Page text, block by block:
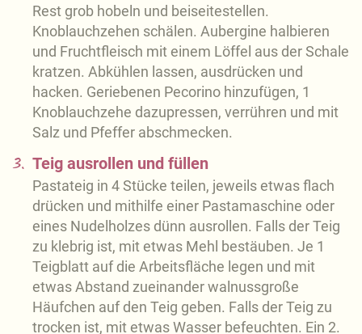
Rest grob hobeln und beiseitestellen.
Knoblauchzehen schälen. Aubergine halbieren
und Fruchtfleisch mit einem Löffel aus der Schale
kratzen. Abkühlen lassen, ausdrücken und
hacken. Geriebenen Pecorino hinzufügen, 1
Knoblauchzehe dazupressen, verrühren und mit
Salz und Pfeffer abschmecken.
3. Teig ausrollen und füllen
Pastateig in 4 Stücke teilen, jeweils etwas flach
drücken und mithilfe einer Pastamaschine oder
eines Nudelholzes dünn ausrollen. Falls der Teig
zu klebrig ist, mit etwas Mehl bestäuben. Je 1
Teigblatt auf die Arbeitsfläche legen und mit
etwas Abstand zueinander walnussgroße
Häufchen auf den Teig geben. Falls der Teig zu
trocken ist, mit etwas Wasser befeuchten. Ein 2.